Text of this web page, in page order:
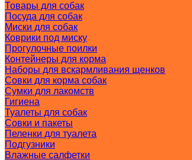
Товары для собак
Посуда для собак
Миски для собак
Коврики под миску
Прогулочные поилки
Контейнеры для корма
Наборы для вскармливания щенков
Совки для корма собак
Сумки для лакомств
Гигиена
Туалеты для собак
Совки и пакеты
Пеленки для туалета
Подгузники
Влажные салфетки